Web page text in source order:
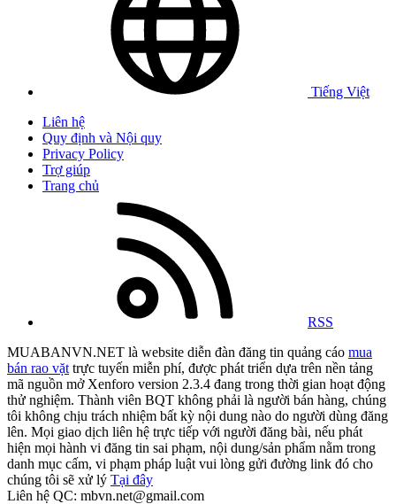
Tiếng Việt
Liên hệ
Quy định và Nội quy
Privacy Policy
Trợ giúp
Trang chủ
RSS
MUABANVN.NET là website diễn đàn đăng tin quảng cáo mua
bán rao vặt trực tuyến miễn phí, được phát triển dựa trên nền tảng
mã nguồn mở Xenforo version 2.3.4 đang trong thời gian hoạt động
thử nghiệm. Thành viên BQT không phải là người bán hàng, chúng
tôi không chịu trách nhiệm bất kỳ nội dung nào do người dùng đăng
lên. Mọi giao dịch liên hệ trực tiếp với người đăng bài, nếu phát
hiện mọi hành vi đăng tin sai phạm, nội dung/sản phẩm nằm trong
danh mục cấm, vi phạm pháp luật vui lòng gửi đường link đó cho
chúng tôi sẽ xử lý Tại đây
Liên hệ QC: mbvn.net@gmail.com